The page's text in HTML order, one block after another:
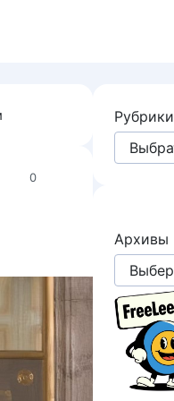
0
Рубрики
Архивы